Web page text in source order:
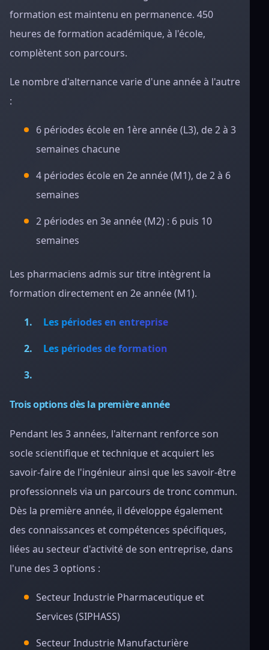
formation est maintenu en permanence. 450
heures de formation académique, à l'école,
complètent son parcours.
Le nombre d'alternance varie d'une année à l'autre
:
6 périodes école en 1ère année (L3), de 2 à 3
semaines chacune
4 périodes école en 2e année (M1), de 2 à 6
semaines
2 périodes en 3e année (M2) : 6 puis 10
semaines
Les pharmaciens admis sur titre intègrent la
formation directement en 2e année (M1).
Les périodes en entreprise
Les périodes de formation
Trois options dès la première année
Pendant les 3 années, l'alternant renforce son
socle scientifique et technique et acquiert les
savoir-faire de l'ingénieur ainsi que les savoir-être
professionnels via un parcours de tronc commun.
Dès la première année, il développe également
des connaissances et compétences spécifiques,
liées au secteur d'activité de son entreprise, dans
l'une des 3 options :
Secteur Industrie Pharmaceutique et
Services (SIPHASS)
Secteur Industrie Manufacturière